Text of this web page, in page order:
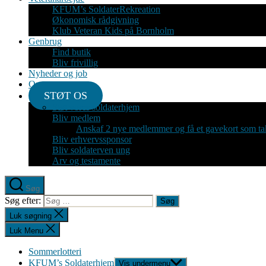
KFUM’s SoldaterRekreation
Økonomisk rådgivning
Klub Veteran Kids på Bornholm
Genbrug
Find butik
Bliv frivillig
Nyheder og job
Om
STØT OS
Støt vores soldaterhjem
Bliv medlem
Anskaf 2 nye medlemmer og få et gavekort som
Bliv erhvervssponsor
Bliv soldaterven ung
Arv og testamente
Søg
Søg efter:
Luk søgning
Luk Menu
Sommerlotteri
KFUM’s Soldaterhjem Vis undermenu